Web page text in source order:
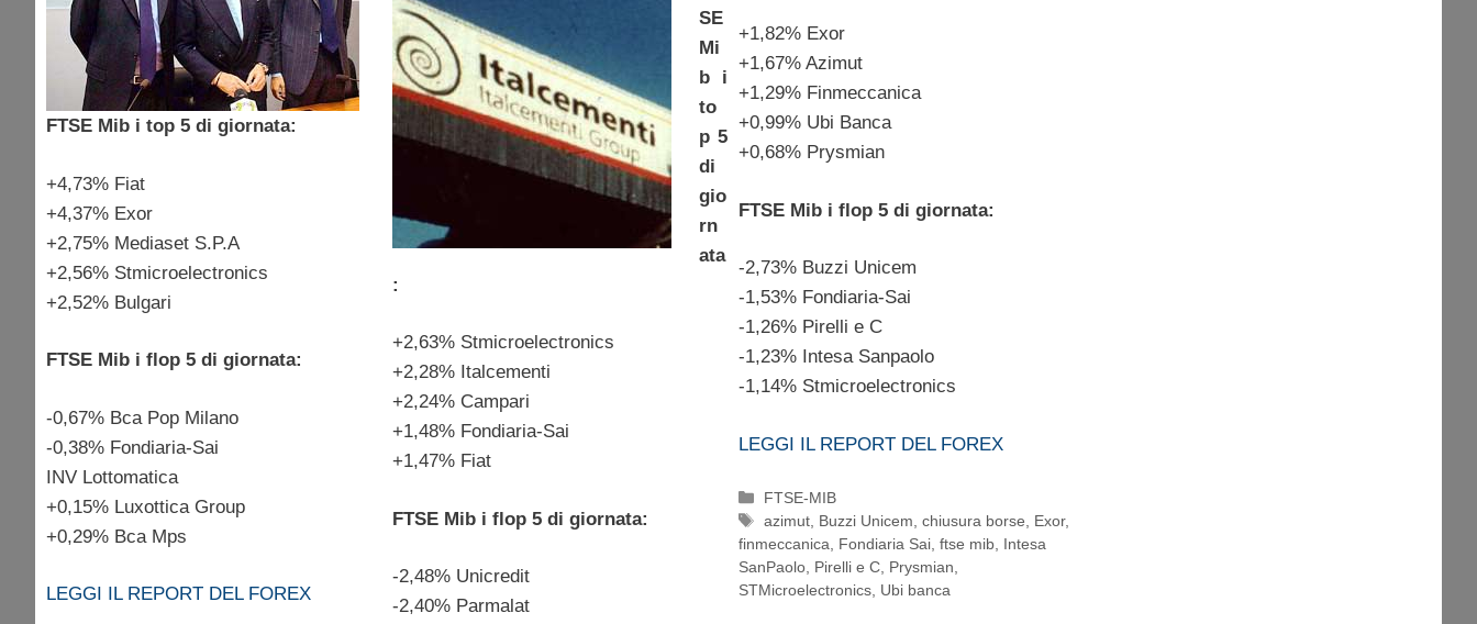
+1,82% Exor
+1,67% Azimut
+1,29% Finmeccanica
+0,99% Ubi Banca
+0,68% Prysmian
FTSE Mib i flop 5 di giornata:
-2,73% Buzzi Unicem
-1,53% Fondiaria-Sai
-1,26% Pirelli e C
-1,23% Intesa Sanpaolo
-1,14% Stmicroelectronics
LEGGI IL REPORT DEL FOREX
Categorie
FTSE-MIB
Tag
azimut Buzzi Unicem ,chiusura borse Exor,
finmeccanica
Fondiaria Sai, ftse mib, Intesa
SanPaolo, Pirelli e C, Prysmian
STMicroelectronics, Ubi banca
FTSE Mib i top 5 di giornata:
+4,73% Fiat
+4,37% Exor
+2,75% Mediaset S.P.A
+2,56% Stmicroelectronics
+2,52% Bulgari
FTSE Mib i flop 5 di giornata:
-0,67% Bca Pop Milano
-0,38% Fondiaria-Sai
INV Lottomatica
+0,15% Luxottica Group
+0,29% Bca Mps
LEGGI IL REPORT DEL FOREX
SE
Mi
b i
to
p 5
di
gio
rn
ata
:
+2,63% Stmicroelectronics
+2,28% Italcementi
+2,24% Campari
+1,48% Fondiaria-Sai
+1,47% Fiat
FTSE Mib i flop 5 di giornata:
-2,48% Unicredit
-2,40% Parmalat